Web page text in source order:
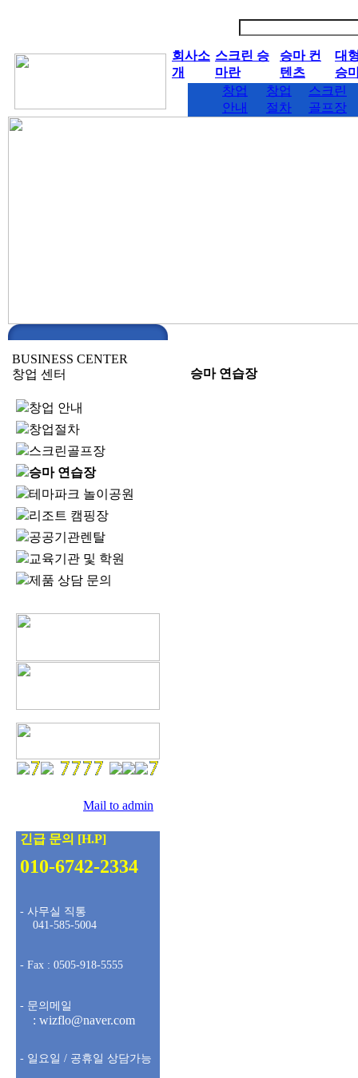
회사소
개
스크린 승
마란
승마 컨
텐츠
대
승
창업
안내
창업
절차
스크린
골프장
BUSINESS CENTER
창업 센터
창업 안내
창업절차
스크린골프장
승마 연습장
테마파크 놀이공원
리조트 캠핑장
공공기관렌탈
교육기관 및 학원
제품 상담 문의
Mail to admin
긴급 문의 [H.P]
010-6742-2334
- 사무실 직통
041-585-5004
- Fax : 0505-918-5555
- 문의메일
: wizflo@naver.com
- 일요일 / 공휴일 상담가능
승마 연습장